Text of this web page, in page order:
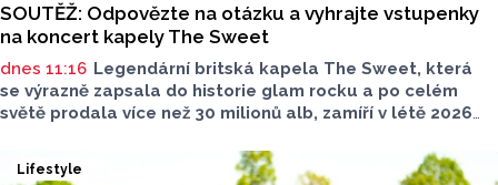
SOUTĚŽ: Odpovězte na otázku a vyhrajte vstupenky
na koncert kapely The Sweet
dnes 11:16 Legendární britská kapela The Sweet, která
se výrazně zapsala do historie glam rocku a po celém
světě prodala více než 30 milionů alb, zamíří v létě 2026
v Amfiteátru Mikulov. Jako speciální host se představí
pražská skupina Precedens.
Lifestyle